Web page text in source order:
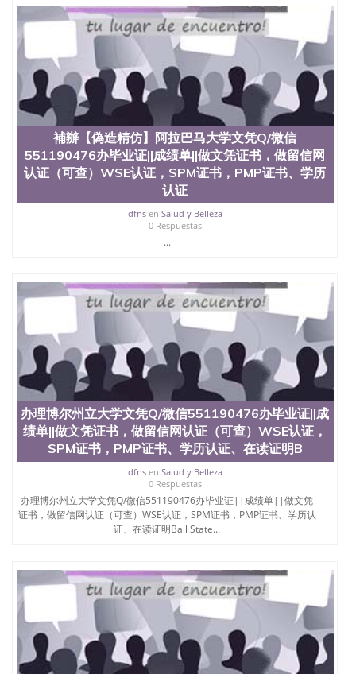
了不想读了,成绩不理想毕不了业怎么办551190476找
工作没有文凭怎么办,怎么办理本科/研究生文凭
551190476如何办理本科/硕士毕业证551190476网上
买文凭可靠吗551190476哪里可以买国外文凭
551190476国外本科毕业证怎么办理551190476国外
大学文凭可以打工作吗551190476怎么办理 外假毕业
证551190476哪里可以制作美国毕业证551190476哪
里可以办理澳洲毕业证551190476留学生在哪里可以
买假毕业证551190476哪里可以办理加拿大毕业证
551190476申请学校办理假的毕业证成绩单可以吗
551190476哪里可以办理水印成绩单551190476哪里
可以修改成绩单GPA分数551190476假毕业证能查出
来吗551190476假文凭网上能查到吗551190476 如何
拿到国外毕业证QQ微信551190476办假大学毕业证
QQ微信551190476国外毕业证去哪认证QQ微信
551190476找毕业证封皮QQ微信551190476国外毕业
证外壳定制QQ微信551190476快速代办国外毕业证
551190476国外留学文凭认证QQ微信551190476国外
文凭回国认证QQ微信551190476泰国文凭办理QQ微
信551190476法国留学回国证明QQ微信551190476 国
外烫金照片QQ微信551190476外国文凭在中国有用吗
QQ微信551190476德国留学回国证明QQ微信
551190476爱尔兰留学回国证明QQ微信551190476国
外硕士文凭办理QQ微信551190476 网上买文凭可靠
吗QQ微信551190476买国外文凭质量QQ微信
551190476国外本科毕业证怎么办理QQ微信
551190476国外大学文凭真制作QQ微信551190476办
国外文凭可找工作QQ微信551190476国外大学有毕业
证QQ微信551190476办理国外毕业证价格QQ微信
551190476国外编号查询QQ微信551190476办理国外
文凭要交定金吗QQ微信551190476办国外可查文凭
QQ微信551190476网上购买真文凭可信吗QQ微信
551190476学士学位证书查询机构QQ微信551190476
国外资格证书办理QQ微信551190476如何办理学历认
证QQ微信551190476海外文凭认证办理QQ微信
University, 又译为“圣荷西州立大学”）成立于1857
年，简称SJSU，是加州历史悠久的大学之一，也是美
西地区的公立大学之一。位于圣何塞市San Jose中
心，占地154公顷。它是一所位于加利福尼亚州的著
名综合性公立大学，它以极高的就业率，全美名列前
茅的毕业薪资，浓厚的多元化学术氛围，杰出的本科
教育质量，被《福克斯》杂志评选为全美50强公立综
補辦【偽造精仿】阿拉巴马大学文凭Q/微信
551190476办毕业证||成绩单||做文凭证书，做留信网
认证（可查）WSE认证，SPM证书，PMP证书、学历
认证
dfnsen Salud y Belleza
0 Respuestas
...
办理博尔州立大学文凭Q/微信551190476办毕业证||成
绩单||做文凭证书，做留信网认证（可查）WSE认证，
SPM证书，PMP证书、学历认证、在读证明B
dfnsen Salud y Belleza
0 Respuestas
办理博尔州立大学文凭Q/微信551190476办毕业证||成绩单||做文凭
证书，做留信网认证（可查）WSE认证，SPM证书，PMP证书、学历认
证、在读证明Ball State...